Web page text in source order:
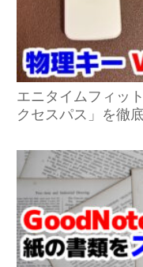
エニタイムフィッ
クセスパス」を徹